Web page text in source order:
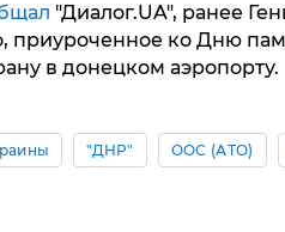
"Диалог.UA", ранее
приуроченное ко Дню
в донецком аэропорту.
"ДНР" ООС (АТО)